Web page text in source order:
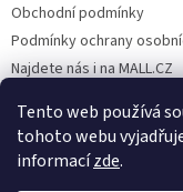
Tento web používá
tohoto webu
informacízde.
Obchodní podmínky
Podmínky ochrany
Najdete nás i na MALL.CZ
Formulář pro uplatnění